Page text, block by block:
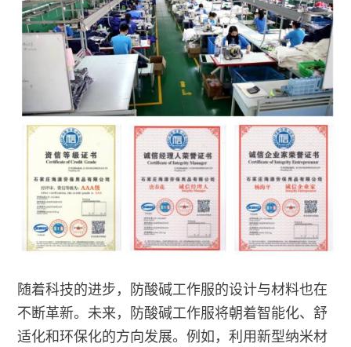
随着科技的进步，防酸碱工作服的设计与材料也在
不断革新。未来，防酸碱工作服将朝着智能化、舒
适化和环保化的方向发展。例如，利用新型纳米材